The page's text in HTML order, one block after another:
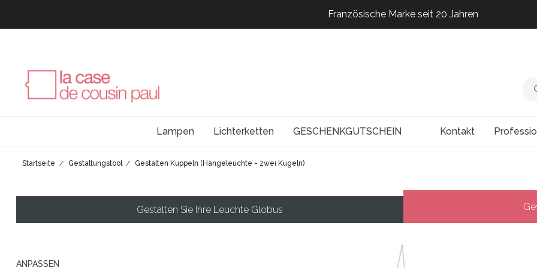
Französische Marke seit 20 Jahren
Französische Marke seit 20 Jahren
Lampen Lichterketten GESCHENKGUTSCHEIN Kontakt
Startseite Gestaltungstool Gestalten Kuppeln (Hängeleuchte - zwei Kugeln)
Gestalten Sie Ihre Leuchte Globus
ANPASSEN